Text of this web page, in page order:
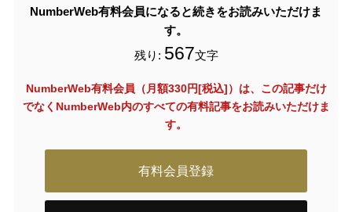
NumberWeb有料会員になると続きをお読みいただけま
す。
残り: 567文字
NumberWeb有料会員（月額330円[税込]）は、この記事だけ
でなく NumberWeb内のすべての有料記事をお読みいただけま
す。
有料会員登録